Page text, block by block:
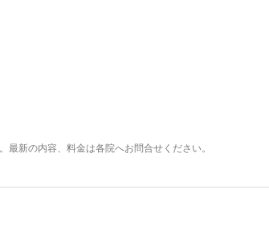
新の内容、料金は各院へお問合せください。